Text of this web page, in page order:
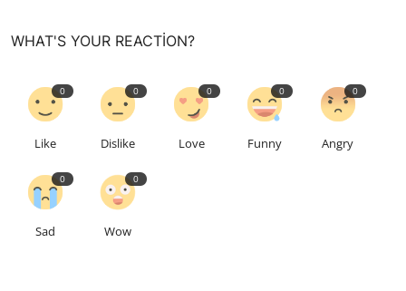
WHAT'S YOUR REACTION?
0
Like
0
Dislike
0
Love
0
Funny
0
Angry
0
Sad
0
Wow